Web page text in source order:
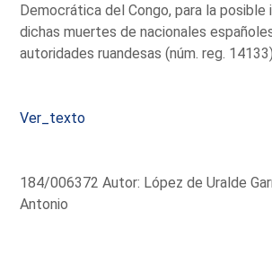
Democrática del Congo, para la posible
dichas muertes de nacionales
autoridades ruandesas (núm. reg. 14133)
Ver_texto
184/006372 Autor: López de Uralde
Antonio